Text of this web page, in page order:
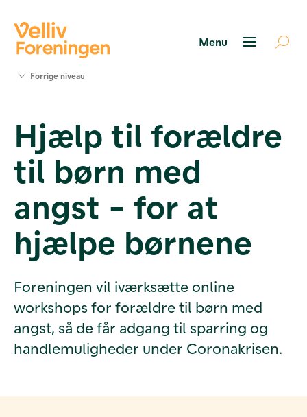
Værktøjer
og viden
Om Velliv
Foreningen
os
Forrige niveau
Hjælp til forældre
til børn med
angst - for at
hjælpe børnene
Foreningen vil iværksætte online
workshops for forældre til børn med
angst, så de får adgang til sparring og
handlemuligheder under Coronakrisen.